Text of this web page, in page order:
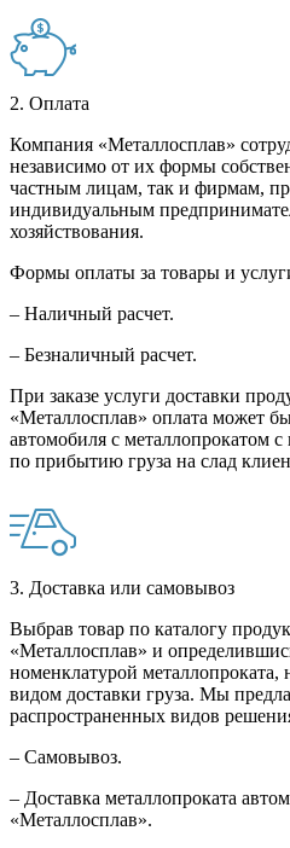
2. Оплата
Компания «Металлосплав»
независимо от их формы
частным лицам, так и фирмам,
индивидуальным
хозяйствования.
Формы оплаты за товары и
– Наличный расчет.
– Безналичный расчет.
При заказе услуги доставки
«Металлосплав» оплата может
автомобиля с металлопрокатом
по прибытию груза на слад
3. Доставка или самовывоз
Выбрав товар по каталогу
«Металлосплав» и
номенклатурой металлопроката,
видом доставки груза. Мы
распространенных видов
– Самовывоз.
– Доставка металлопроката
«Металлосплав».